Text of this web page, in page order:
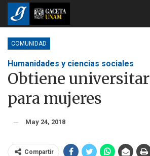
COMUNIDAD
Humanidades y ciencias sociales
Obtiene
para mujeres
May 24, 2018
Compartir